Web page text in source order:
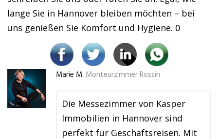
lange Sie in Hannover bleiben möchten – bei
uns genießen Sie Komfort und Hygiene. 0
Marie M. Monteurzimmer Rossin
Die Messezimmer von Kasper
Immobilien in Hannover sind
perfekt für Geschäftsreisen. Mit